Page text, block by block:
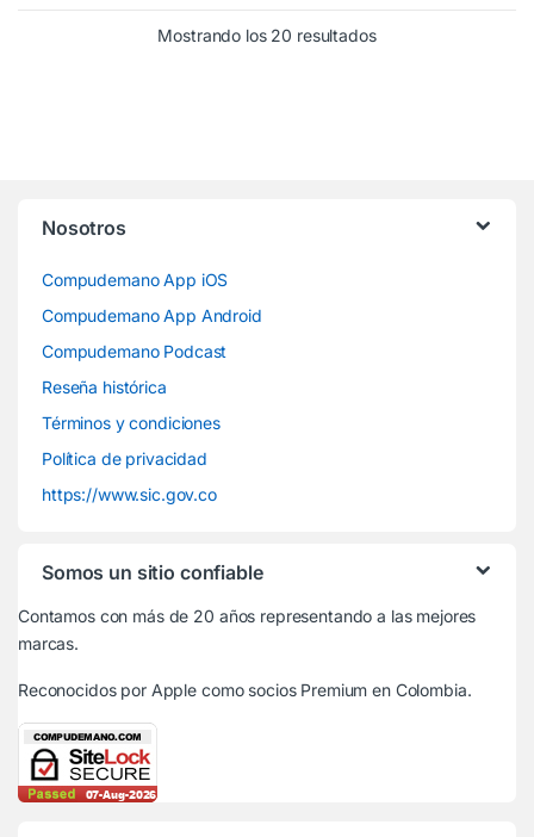
Mostrando los 20 resultados
Nosotros
Compudemano App iOS
Compudemano App Android
Compudemano Podcast
Reseña histórica
Términos y condiciones
Política de privacidad
https://www.sic.gov.co
Somos un sitio confiable
Contamos con más de 20 años representando a las mejores
marcas.
Reconocidos por Apple como socios Premium en Colombia.